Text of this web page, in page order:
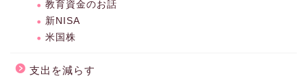
教育資金のお話
新NISA
米国株
支出を減らす